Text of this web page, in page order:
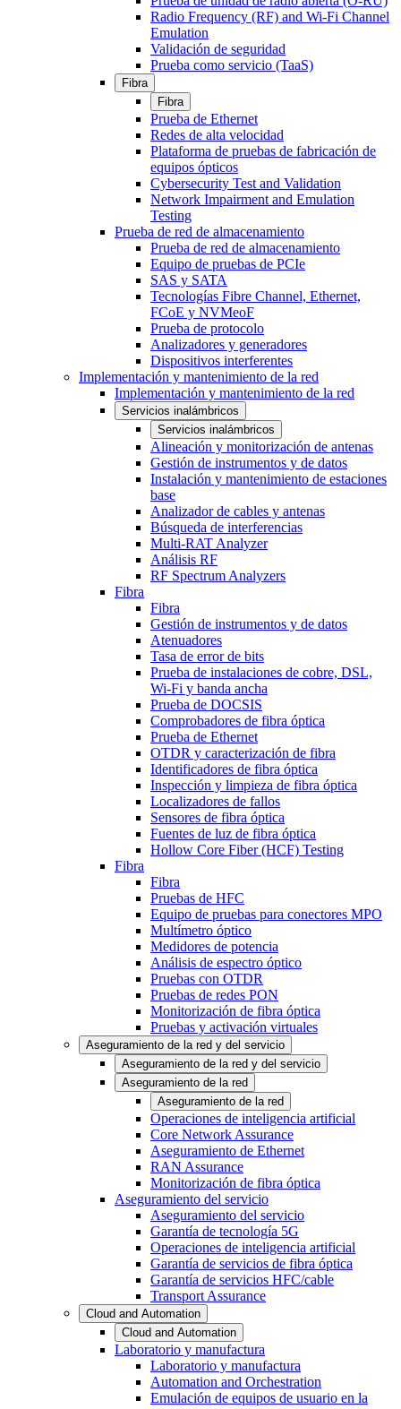
Radio Frequency (RF) and Wi-Fi Channel
Emulation
Validación de seguridad
Prueba como servicio (TaaS)
Fibra
Fibra
Prueba de Ethernet
Redes de alta velocidad
Plataforma de pruebas de fabricación de
equipos ópticos
Cybersecurity Test and Validation
Network Impairment and Emulation
Testing
Prueba de red de almacenamiento
Prueba de red de almacenamiento
Equipo de pruebas de PCIe
SAS y SATA
Tecnologías Fibre Channel, Ethernet,
FCoE y NVMeoF
Prueba de protocolo
Analizadores y generadores
Dispositivos interferentes
Implementación y mantenimiento de la red
Implementación y mantenimiento de la red
Servicios inalámbricos
Servicios inalámbricos
Alineación y monitorización de antenas
Gestión de instrumentos y de datos
Instalación y mantenimiento de estaciones
base
Analizador de cables y antenas
Búsqueda de interferencias
Multi-RAT Analyzer
Análisis RF
RF Spectrum Analyzers
Fibra
Fibra
Gestión de instrumentos y de datos
Atenuadores
Tasa de error de bits
Prueba de instalaciones de cobre, DSL,
Wi-Fi y banda ancha
Prueba de DOCSIS
Comprobadores de fibra óptica
Prueba de Ethernet
OTDR y caracterización de fibra
Identificadores de fibra óptica
Inspección y limpieza de fibra óptica
Localizadores de fallos
Sensores de fibra óptica
Fuentes de luz de fibra óptica
Hollow Core Fiber (HCF) Testing
Fibra
Fibra
Pruebas de HFC
Equipo de pruebas para conectores MPO
Multímetro óptico
Medidores de potencia
Análisis de espectro óptico
Pruebas con OTDR
Pruebas de redes PON
Monitorización de fibra óptica
Pruebas y activación virtuales
Aseguramiento de la red y del servicio
Aseguramiento de la red y del servicio
Aseguramiento de la red
Aseguramiento de la red
Operaciones de inteligencia artificial
Core Network Assurance
Aseguramiento de Ethernet
RAN Assurance
Monitorización de fibra óptica
Aseguramiento del servicio
Aseguramiento del servicio
Garantía de tecnología 5G
Operaciones de inteligencia artificial
Garantía de servicios de fibra óptica
Garantía de servicios HFC/cable
Transport Assurance
Cloud and Automation
Cloud and Automation
Laboratorio y manufactura
Laboratorio y manufactura
Automation and Orchestration
Emulación de equipos de usuario en la